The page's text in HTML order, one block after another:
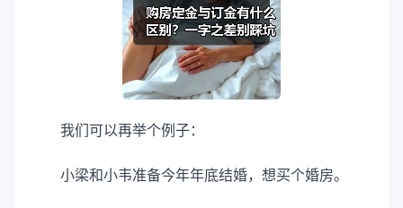
我们可以再举个例子：
小梁和小韦准备今年年底结婚，想买个婚房。